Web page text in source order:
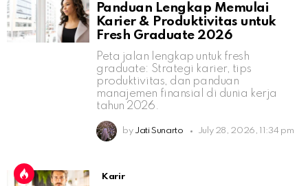
Panduan Lengkap Memulai
Karier & Produktivitas untuk
Fresh Graduate 2026
Peta jalan lengkap untuk fresh
graduate: Strategi karier, tips
produktivitas, dan panduan
manajemen finansial di dunia kerja
tahun 2026.
by Jati Sunarto July 28, 2026, 11:34 pm
Karir